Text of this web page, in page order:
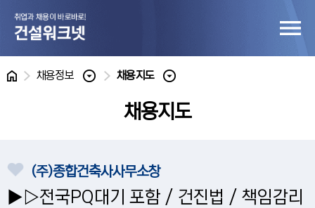
홈 채용정보 채용지도
채용지도
(주)종합건축사사무소창
▶▷전국PQ대기 포함 / 건진법 / 책임감리